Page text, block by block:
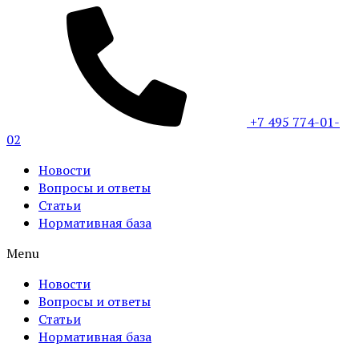
+7 495 774-01-
02
Новости
Вопросы и ответы
Статьи
Нормативная база
Menu
Новости
Вопросы и ответы
Статьи
Нормативная база